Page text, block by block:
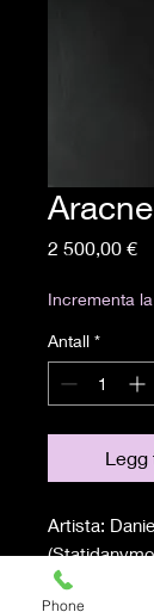
Aracne
2 500,00 €
Incrementa
Antall *
Legg
Artista:
Tecnica:
Phone